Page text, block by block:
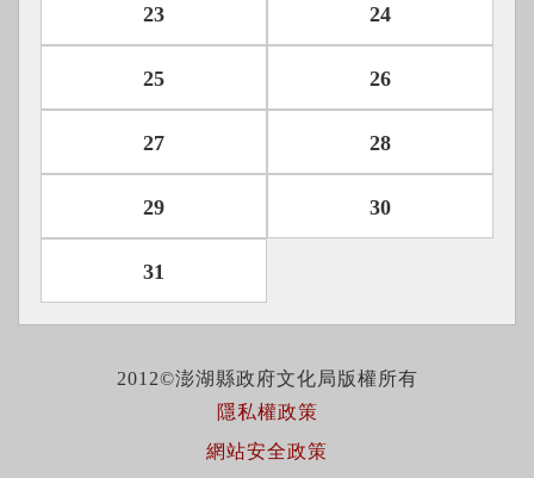
23 24
25 26
27 28
29 30
31
2012©澎湖縣政府文化局版權所有
隱私權政策
網站安全政策